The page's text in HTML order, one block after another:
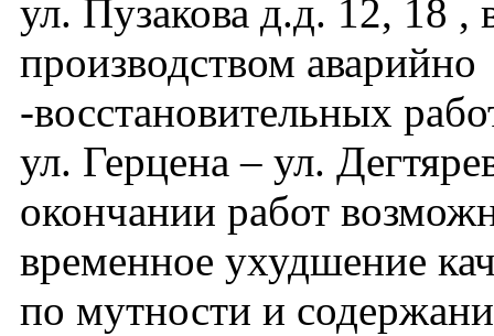
ул. Пузакова д.д. 12, 18 ,
производством аварийно
-восстановительных
ул. Герцена – ул.
окончании работ
временное ухудшение
по мутности и